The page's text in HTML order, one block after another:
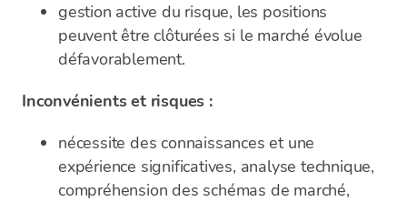
gestion active du risque, les positions
peuvent être clôturées si le marché évolue
défavorablement.
Inconvénients et risques :
nécessite des connaissances et une
expérience significatives, analyse technique,
compréhension des schémas de marché,